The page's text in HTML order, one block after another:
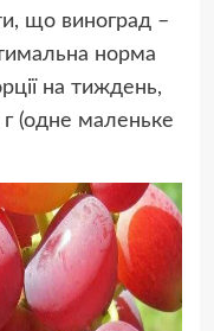
що виноград –
норма
на тиждень,
(одне маленьке